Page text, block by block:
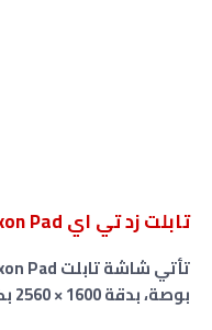
تابلت زد تي اي ZTE Axon Pad :
بوصة، بدقة 1600 × 2560 بكسل،